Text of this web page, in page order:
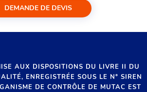
DEMANDE DE DEVIS
AUX DISPOSITIONS DU LIVRE II DU
ENREGISTRÉE SOUS LE N° SIREN
DE CONTRÔLE DE MUTAC EST